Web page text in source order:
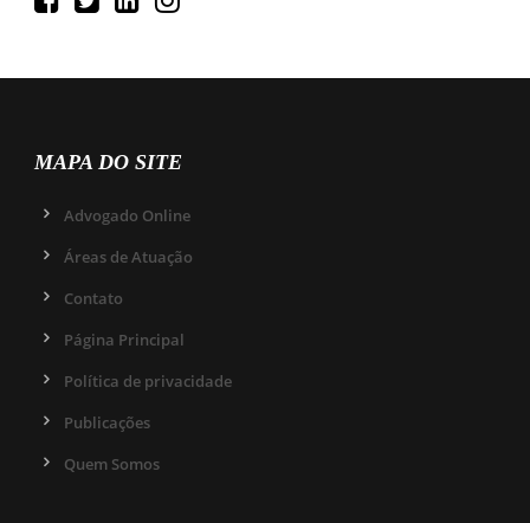
MAPA DO SITE
Advogado Online
Áreas de Atuação
Contato
Página Principal
Política de privacidade
Publicações
Quem Somos